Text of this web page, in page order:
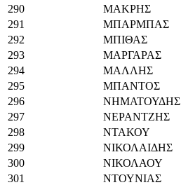
290
ΜΑΚΡΗΣ
291
ΜΠΑΡΜΠΑΣ
292
ΜΠΙΘΑΣ
293
ΜΑΡΓΑΡΑΣ
294
ΜΑΛΛΗΣ
295
ΜΠΑΝΤΟΣ
296
ΝΗΜΑΤΟΥΔΗΣ
297
ΝΕΡΑΝΤΖΗΣ
298
ΝΤΑΚΟΥ
299
ΝΙΚΟΛΑΙΔΗΣ
300
ΝΙΚΟΛΑΟΥ
301
ΝΤΟΥΝΙΑΣ